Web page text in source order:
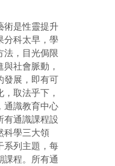
術是性靈提升
分科太早，學
法，目光侷限
社會脈動，
發展，即有可
取法乎下，
通識教育中心
有通識課程設
科學三大領
系列主題，每
課程。所有通